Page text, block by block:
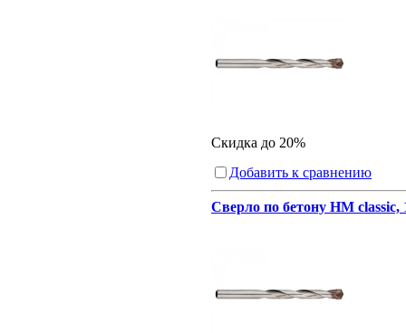
Скидка до 20%
Добавить к сравнению
Сверло по бетону HM classic,